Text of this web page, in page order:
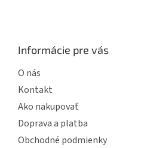
Informácie pre vás
O nás
Kontakt
Ako nakupovať
Doprava a platba
Obchodné podmienky